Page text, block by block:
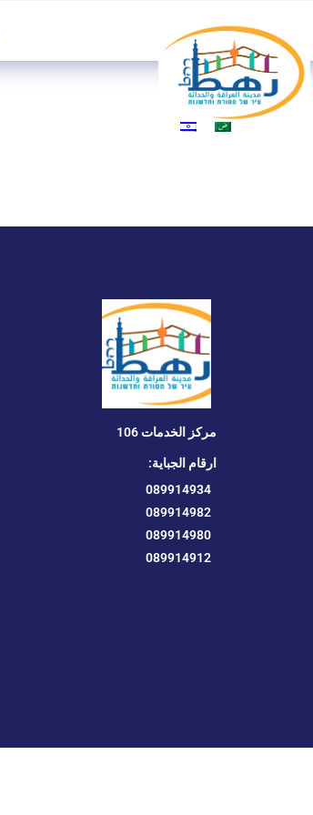
مركز الخدمات 106
ارقام الجباية:
089914934
089914982
089914980
089914912